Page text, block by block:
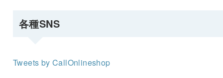
各種SNS
Tweets by CallOnlineshop